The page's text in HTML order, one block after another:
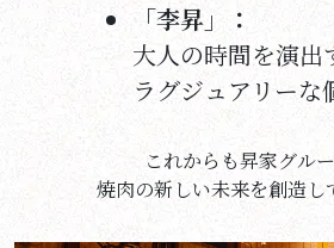
「李昇」：
大人の時間を演出
ラグジュアリーな
これからも昇家グルー
焼肉の新しい未来を創造し